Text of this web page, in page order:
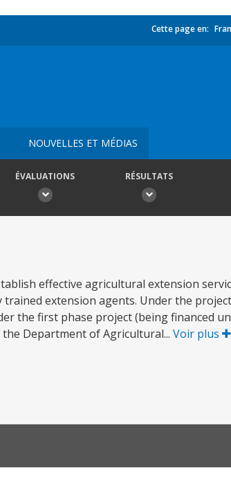
Cette page en:
NOUVELLES ET MÉDIAS
ÉVALUATIONS RÉSULTATS
effective agricultural extension
extension agents. Under the
the first phase project (being financed
Department of Agricultural... Voir plus